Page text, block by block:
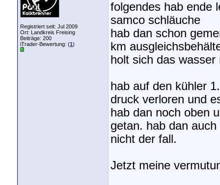
Registriert seit: Jul 2009
Ort: Landkreis Freising
Beiträge: 200
iTrader-Bewertung: (1)
folgendes hab ende
samco schläuche
hab dan schon
km
holt sich das
hab auf den kühler
druck verloren und
hab dan noch oben
getan. hab dan
nicht der fall.
Jetzt meine